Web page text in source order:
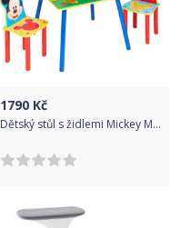
1790 Kč
Dětský stůl s židlemi Mickey Mouse